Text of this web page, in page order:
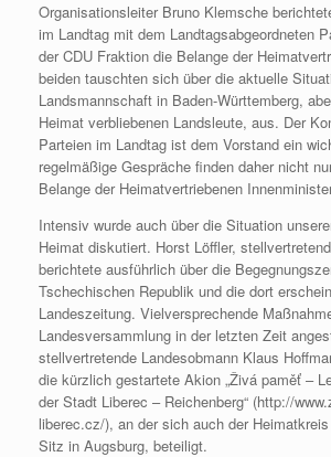
Organisationsleiter Bruno Klemsche
im Landtag mit dem Landtagsabgeordneten
der CDU Fraktion die Belange der
beiden tauschten sich über die aktuelle
Landsmannschaft in Baden-Württemberg,
Heimat verbliebenen Landsleute, aus. Der
Parteien im Landtag ist dem Vorstand ein
regelmäßige Gespräche finden daher nicht
Belange der Heimatvertriebenen
Intensiv wurde auch über die Situation
Heimat diskutiert. Horst Löffler,
berichtete ausführlich über die
Tschechischen Republik und die dort
Landeszeitung. Vielversprechende
Landesversammlung in der letzten Zeit
stellvertretende Landesobmann Klaus
die kürzlich gestartete Akion „Živá paměť –
der Stadt Liberec – Reichenberg“ (http://
liberec.cz/), an der sich auch der
Sitz in Augsburg, beteiligt.